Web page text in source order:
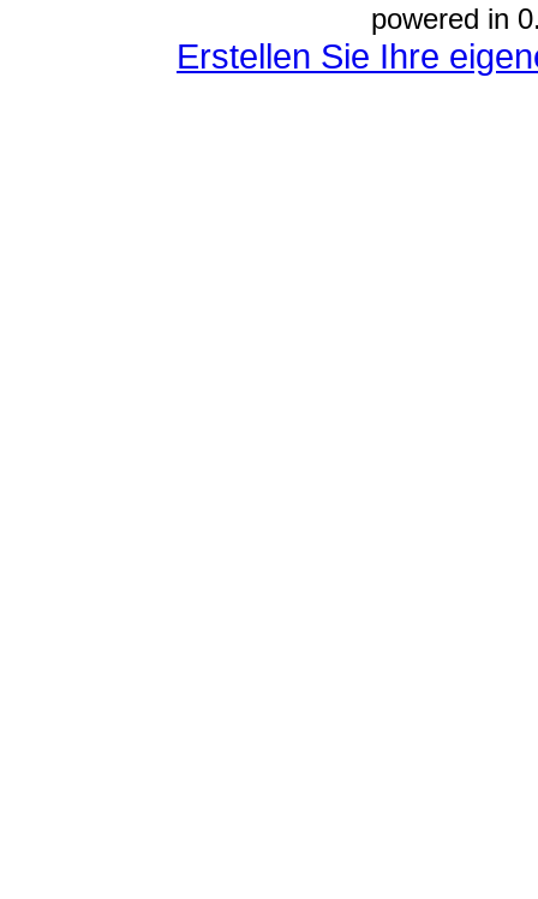
powered in
Erstellen Sie Ihre